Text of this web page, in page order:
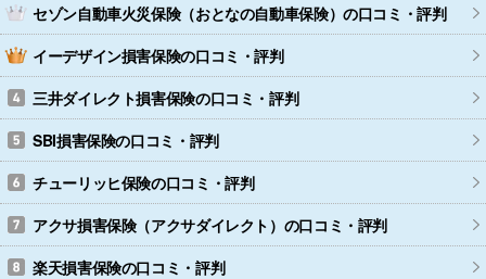
セゾン自動車火災保険（おとなの自動車保険）の口コミ・評判
イーデザイン損害保険の口コミ・評判
三井ダイレクト損害保険の口コミ・評判
SBI損害保険の口コミ・評判
チューリッヒ保険の口コミ・評判
アクサ損害保険（アクサダイレクト） の口コミ・評判
楽天損害保険の口コミ・評判